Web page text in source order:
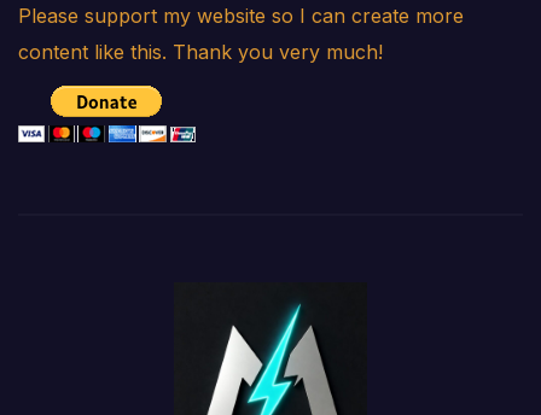
Please support my website so I can create more
content like this. Thank you very much!